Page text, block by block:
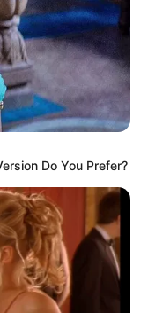
Do You Prefer?